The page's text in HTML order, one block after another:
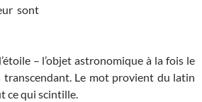
sont
– l’objet astronomique à la fois le
Le mot provient du latin
ce qui scintille.